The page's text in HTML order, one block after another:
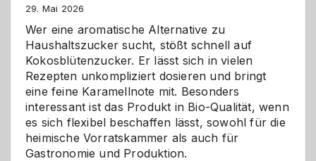
für
Hunde
im
eigenen
Zuhause
29. Mai 2026
Wer eine aromatische Alternative zu
Haushaltszucker sucht, stößt schnell auf
Kokosblütenzucker. Er lässt sich in vielen
Rezepten unkompliziert dosieren und bringt
eine feine Karamellnote mit. Besonders
interessant ist das Produkt in Bio-Qualität, wenn
es sich flexibel beschaffen lässt, sowohl für die
heimische Vorratskammer als auch für
Gastronomie und Produktion.